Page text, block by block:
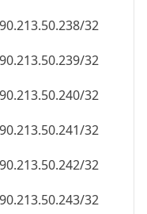
32
32
32
32
32
32